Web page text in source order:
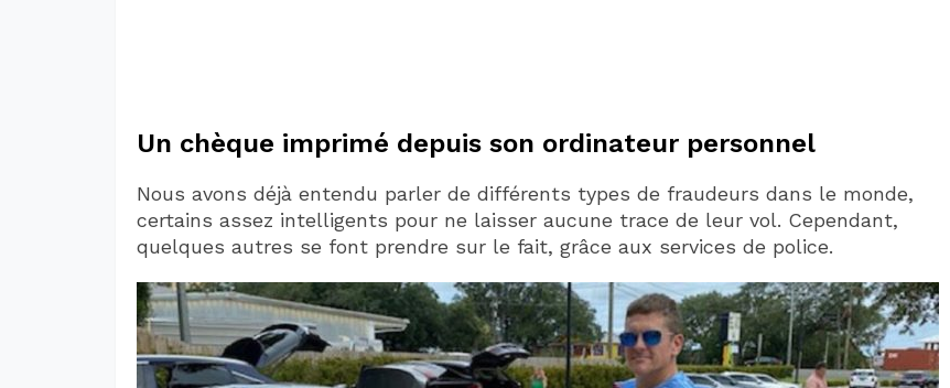
Un chèque imprimé depuis son ordinateur personnel
Nous avons déjà entendu parler de différents types de fraudeurs dans le monde,
certains assez intelligents pour ne laisser aucune trace de leur vol. Cependant,
quelques autres se font prendre sur le fait, grâce aux services de police.